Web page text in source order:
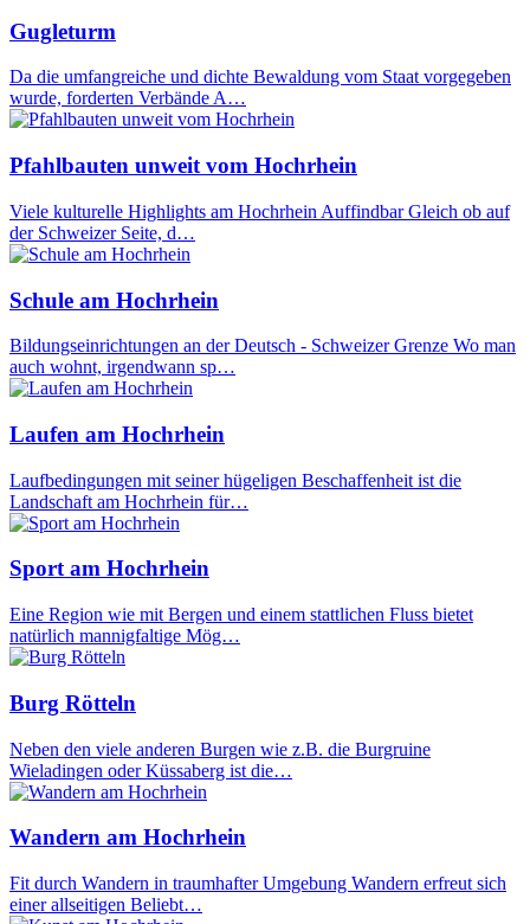
Gugleturm
Da die umfangreiche und dichte Bewaldung vom Staat vorgegeben
wurde, forderten Verbände A…
Pfahlbauten unweit vom Hochrhein
Viele kulturelle Highlights am Hochrhein Auffindbar Gleich ob auf
der Schweizer Seite, d…
Schule am Hochrhein
Bildungseinrichtungen an der Deutsch - Schweizer Grenze Wo man
auch wohnt, irgendwann sp…
Laufen am Hochrhein
Laufbedingungen mit seiner hügeligen Beschaffenheit ist die
Landschaft am Hochrhein für…
Sport am Hochrhein
Eine Region wie mit Bergen und einem stattlichen Fluss bietet
natürlich mannigfaltige Mög…
Burg Rötteln
Neben den viele anderen Burgen wie z.B. die Burgruine
Wieladingen oder Küssaberg ist die…
Wandern am Hochrhein
Fit durch Wandern in traumhafter Umgebung Wandern erfreut sich
einer allseitigen Beliebt…